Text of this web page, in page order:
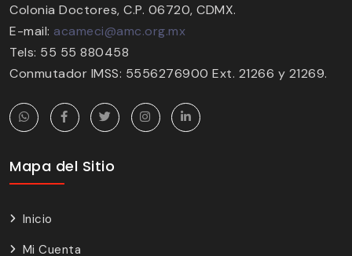
Colonia Doctores, C.P. 06720, CDMX.
E-mail: acameci@amc.org.mx
Tels: 55 55 880458
Conmutador IMSS: 5556276900 Ext. 21266 y 21269.
Mapa del Sitio
Inicio
Mi Cuenta